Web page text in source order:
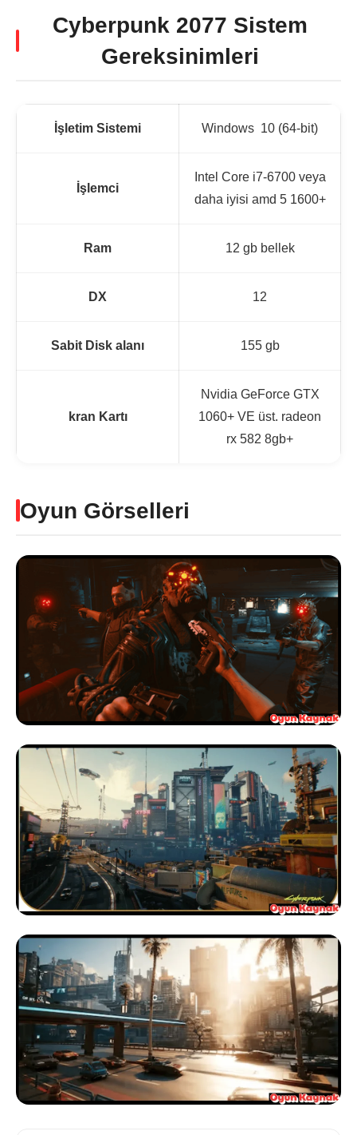
Cyberpunk 2077 Sistem
Gereksinimleri
İşletim Sistemi Windows 10 (64-bit)
İşlemci
Intel Core i7-6700 veya
daha iyisi amd 5 1600+
Ram 12 gb bellek
DX 12
Sabit Disk alanı 155 gb
kran Kartı
Nvidia GeForce GTX
1060+ VE üst. radeon
rx 582 8gb+
Oyun Görselleri